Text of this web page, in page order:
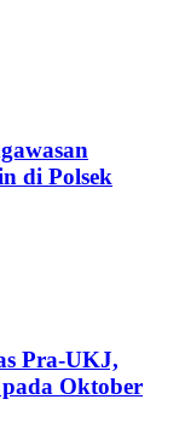
di Polsek
Pra-UKJ,
Oktober